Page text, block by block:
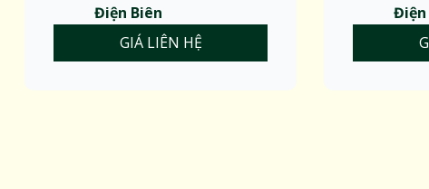
Điện Biên
GIÁ LIÊN HỆ
Điện